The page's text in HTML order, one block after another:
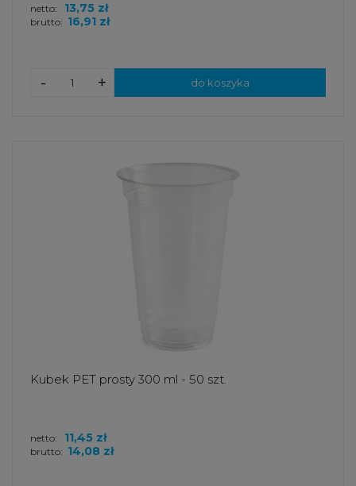
brutto: 16,91 zł
netto: 13,75 zł
+
- do koszyka
Kubek PET prosty 300 ml - 50 szt.
brutto: 14,08 zł
netto: 11,45 zł